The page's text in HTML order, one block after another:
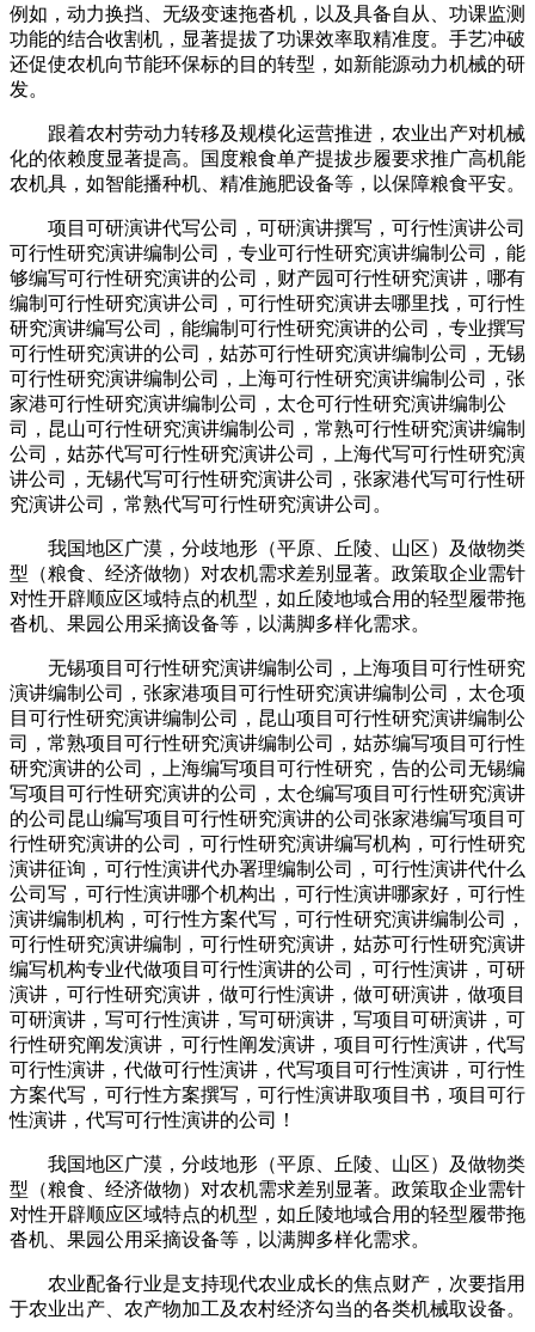
例如，动力换挡、无级变速拖沓机，以及具备自从、功课监测
功能的结合收割机，显著提拔了功课效率取精准度。手艺冲破
还促使农机向节能环保标的目的转型，如新能源动力机械的研
发。
跟着农村劳动力转移及规模化运营推进，农业出产对机械
化的依赖度显著提高。国度粮食单产提拔步履要求推广高机能
农机具，如智能播种机、精准施肥设备等，以保障粮食平安。
项目可研演讲代写公司，可研演讲撰写，可行性演讲公司
可行性研究演讲编制公司，专业可行性研究演讲编制公司，能
够编写可行性研究演讲的公司，财产园可行性研究演讲，哪有
编制可行性研究演讲公司，可行性研究演讲去哪里找，可行性
研究演讲编写公司，能编制可行性研究演讲的公司，专业撰写
可行性研究演讲的公司，姑苏可行性研究演讲编制公司，无锡
可行性研究演讲编制公司，上海可行性研究演讲编制公司，张
家港可行性研究演讲编制公司，太仓可行性研究演讲编制公
司，昆山可行性研究演讲编制公司，常熟可行性研究演讲编制
公司，姑苏代写可行性研究演讲公司，上海代写可行性研究演
讲公司，无锡代写可行性研究演讲公司，张家港代写可行性研
究演讲公司，常熟代写可行性研究演讲公司。
我国地区广漠，分歧地形（平原、丘陵、山区）及做物类
型（粮食、经济做物）对农机需求差别显著。政策取企业需针
对性开辟顺应区域特点的机型，如丘陵地域合用的轻型履带拖
沓机、果园公用采摘设备等，以满脚多样化需求。
无锡项目可行性研究演讲编制公司，上海项目可行性研究
演讲编制公司，张家港项目可行性研究演讲编制公司，太仓项
目可行性研究演讲编制公司，昆山项目可行性研究演讲编制公
司，常熟项目可行性研究演讲编制公司，姑苏编写项目可行性
研究演讲的公司，上海编写项目可行性研究，告的公司无锡编
写项目可行性研究演讲的公司，太仓编写项目可行性研究演讲
的公司昆山编写项目可行性研究演讲的公司张家港编写项目可
行性研究演讲的公司，可行性研究演讲编写机构，可行性研究
演讲征询，可行性演讲代办署理编制公司，可行性演讲代什么
公司写，可行性演讲哪个机构出，可行性演讲哪家好，可行性
演讲编制机构，可行性方案代写，可行性研究演讲编制公司，
可行性研究演讲编制，可行性研究演讲，姑苏可行性研究演讲
编写机构专业代做项目可行性演讲的公司，可行性演讲，可研
演讲，可行性研究演讲，做可行性演讲，做可研演讲，做项目
可研演讲，写可行性演讲，写可研演讲，写项目可研演讲，可
行性研究阐发演讲，可行性阐发演讲，项目可行性演讲，代写
可行性演讲，代做可行性演讲，代写项目可行性演讲，可行性
方案代写，可行性方案撰写，可行性演讲取项目书，项目可行
性演讲，代写可行性演讲的公司！
我国地区广漠，分歧地形（平原、丘陵、山区）及做物类
型（粮食、经济做物）对农机需求差别显著。政策取企业需针
对性开辟顺应区域特点的机型，如丘陵地域合用的轻型履带拖
沓机、果园公用采摘设备等，以满脚多样化需求。
农业配备行业是支持现代农业成长的焦点财产，次要指用
于农业出产、农产物加工及农村经济勾当的各类机械取设备。